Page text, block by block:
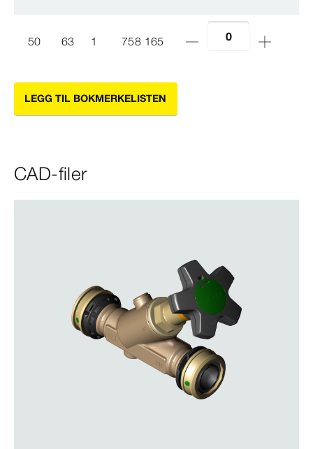
50 63 1 758 165
LEGG TIL BOKMERKELISTEN
CAD-filer